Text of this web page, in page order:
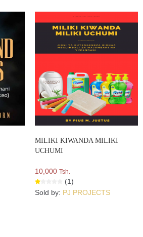
MILIKI KIWANDA MILIKI
UCHUMI
10,000 Tsh.
(1)
Sold by: PJ PROJECTS